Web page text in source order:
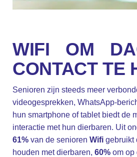
WIFI OM
CONTACT TE
Senioren zijn steeds meer
videogesprekken, WhatsApp-
hun smartphone of tablet biedt de
interactie met hun dierbaren. Uit
61% van de senioren Wifi gebruikt
houden met dierbaren, 60% om op